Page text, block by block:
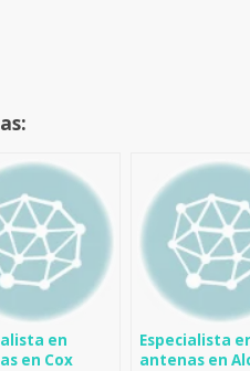
en
en Cox
Especialista
antenas en